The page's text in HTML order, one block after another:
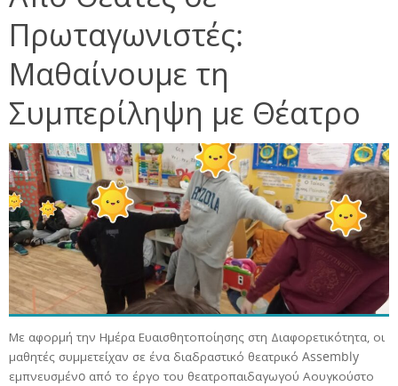
Πρωταγωνιστές:
Μαθαίνουμε τη
Συμπερίληψη με Θέατρο
Με αφορμή την Ημέρα Ευαισθητοποίησης στη Διαφορετικότητα, οι
μαθητές συμμετείχαν σε ένα διαδραστικό θεατρικό Assembly
εμπνευσμένo από το έργο του θεατροπαιδαγωγού Αουγκούστο